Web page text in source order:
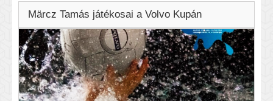
Märcz Tamás játékosai a Volvo Kupán